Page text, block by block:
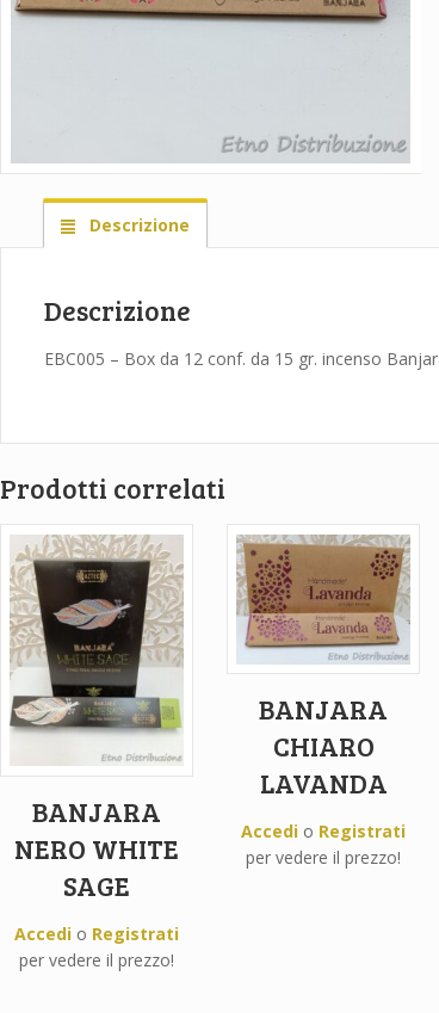
Descrizione
Descrizione
EBC005 – Box da 12 conf. da 15 gr. incenso
Prodotti correlati
BANJARA
NERO WHITE
SAGE
Accedio Registrati
per vedere il prezzo!
BANJARA
CHIARO
LAVANDA
Accedi o Registrati
per vedere il prezzo!